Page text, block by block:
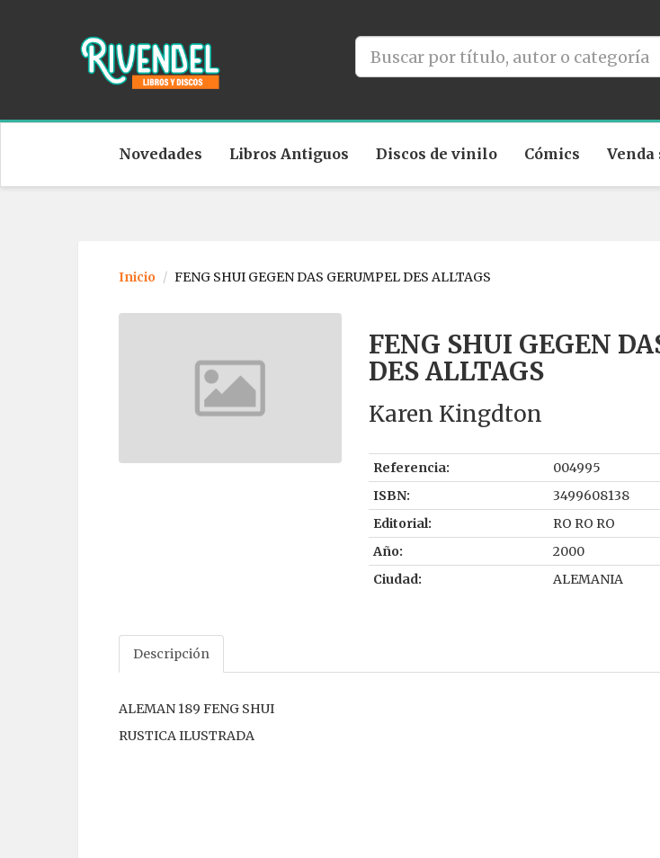
Novedades Libros Antiguos Discos de vinilo Cómics Venda
Inicio FENG SHUI GEGEN DAS GERUMPEL DES ALLTAGS
FENG SHUI GEGEN
DES ALLTAGS
Karen Kingdton
Referencia:
004995
ISBN:
3499608138
Editorial:
RO RO RO
Año:
2000
Ciudad:
ALEMANIA
Descripción
ALEMAN 189 FENG SHUI
RUSTICA ILUSTRADA